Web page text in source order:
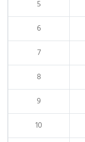
5
6
7
8
9
10